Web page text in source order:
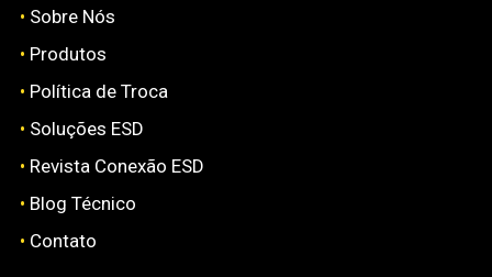
• Sobre Nós
• Produtos
• Política de Troca
• Soluções ESD
• Revista Conexão ESD
• Blog Técnico
• Contato